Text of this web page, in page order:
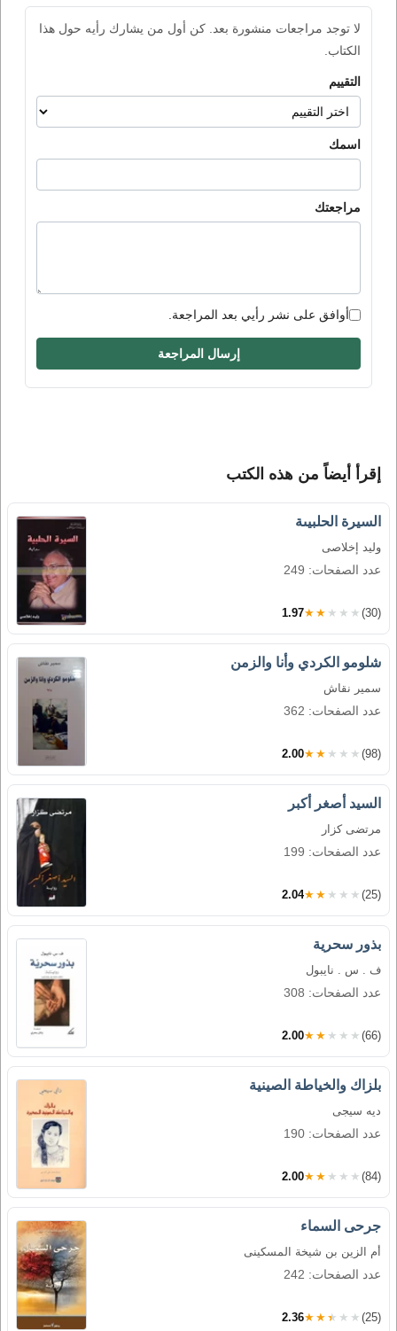
لا توجد مراجعات منشورة بعد. كن أول من يشارك رأيه حول هذا
الكتاب.
التقييم
اسمك
مراجعتك
أوافق على نشر رأيي بعد المراجعة.
إرسال المراجعة
إقرأ أيضاً من هذه الكتب
السيرة الحلبيىة
وليد إخلاصى
عدد الصفحات: 249
1.97★★★★★ (30)
شلومو الكردي وأنا والزمن
سمير نقاش
عدد الصفحات: 362
2.00★★★★★ (98)
السيد أصغر أكبر
مرتضى كزار
عدد الصفحات: 199
2.04★★★★★ (25)
بذور سحرية
ف . س . نايبول
عدد الصفحات: 308
2.00★★★★★ (66)
بلزاك والخياطة الصينية
ديه سيجى
عدد الصفحات: 190
2.00★★★★★ (84)
جرحى السماء
أم الزين بن شيخة المسكينى
عدد الصفحات: 242
2.36★★★★★ (25)